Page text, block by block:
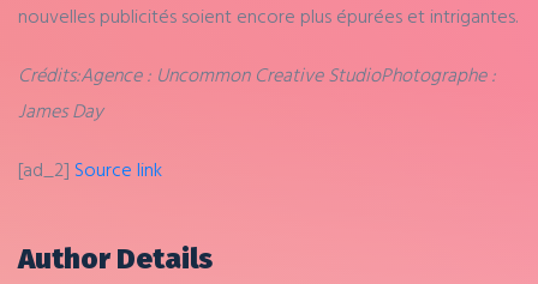
nouvelles publicités soient encore plus épurées et intrigantes.
Crédits:Agence : Uncommon Creative StudioPhotographe :
James Day
[ad_2] Source link
Author Details